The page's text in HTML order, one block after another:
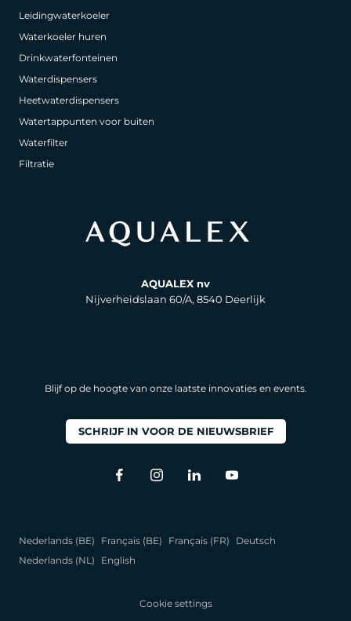
Leidingwaterkoeler
Waterkoeler huren
Drinkwaterfonteinen
Waterdispensers
Heetwaterdispensers
Watertappunten voor buiten
Waterfilter
Filtratie
AQUALEX nv
Nijverheidslaan 60/A, 8540 Deerlijk
Blijf op de hoogte van onze laatste innovaties en events.
SCHRIJF IN VOOR DE NIEUWSBRIEF
Nederlands (BE) Français (BE) Français (FR)
Deutsch
Nederlands (NL)
English
Cookie settings